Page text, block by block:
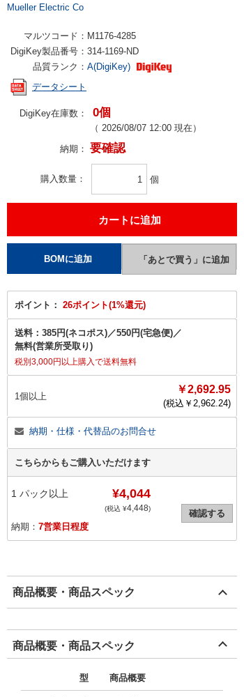
Mueller Electric Co
マルツコード： M1176-4285
DigiKey製品番号： 314-1169-ND
品質ランク： A(DigiKey)
データシート
DigiKey在庫数： 0個
（ 2026/08/07 12:00 現在）
納期： 要確認
購入数量 個
ポイント： 26ポイント(1%還元)
送料： 385円(ネコポス)／550円(宅急便)／
無料(営業所受取り)
税別3,000円以上購入で送料無料
1個以上
￥2,692.95
(税込￥ 2,962.24)
納期・仕様・代替品のお問合せ
こちらからもご購入いただけます
1 パック以上 ¥4,044
(税込 ¥4,448)
納期： 7営業日程度
確認する
商品概要・商品スペック
商品概要・商品スペック
型 商品概要